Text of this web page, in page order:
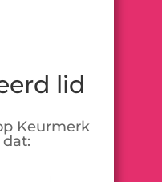
lid
Keurmerk